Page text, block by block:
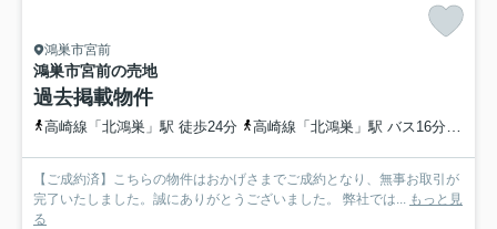
鴻巣市宮前
鴻巣市宮前の売地
過去掲載物件
高崎線「北鴻巣」駅 徒歩24分 高崎線「北鴻巣」駅 バス16分 埼玉県鴻巣市「宮登神社入口」 停歩4分
【ご成約済】こちらの物件はおかげさまでご成約となり、無事お取引が
完了いたしました。誠にありがとうございました。 弊社では... もっと見
る